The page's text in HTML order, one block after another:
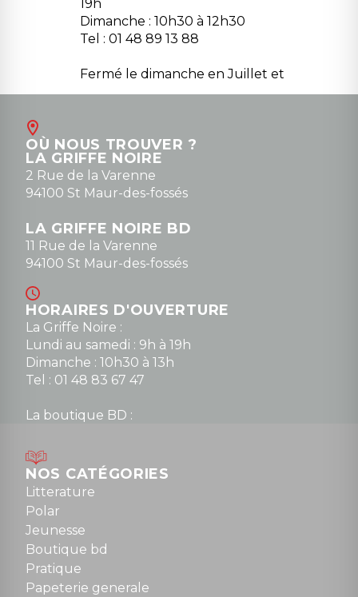
19h
Dimanche : 10h30 à 12h30
Tel : 01 48 89 13 88
Fermé le dimanche en Juillet et
Août
contact@la-griffe-noire.com
0148836747
OÙ NOUS TROUVER ?
LA GRIFFE NOIRE
2 Rue de la Varenne
94100 St Maur-des-fossés
LA GRIFFE NOIRE BD
11 Rue de la Varenne
94100 St Maur-des-fossés
HORAIRES D'OUVERTURE
La Griffe Noire :
Lundi au samedi : 9h à 19h
Dimanche : 10h30 à 13h
Tel : 01 48 83 67 47
La boutique BD :
Mardi au samedi : 10h à 13h / 14h à 19h
Dimanche : 10h30 à 12h30
Tel : 01 48 89 13 88
Fermé le dimanche en Juillet et Août
NOUS CONTACTER
contact@la-griffe-noire.com
NOS CATÉGORIES
Litterature
Polar
Jeunesse
Boutique bd
Pratique
Papeterie generale